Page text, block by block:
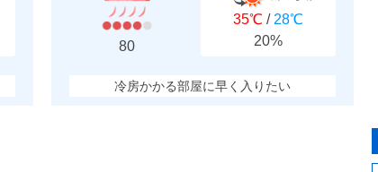
80
35℃ / 28℃
20%
冷房かかる部屋に早く入りたい